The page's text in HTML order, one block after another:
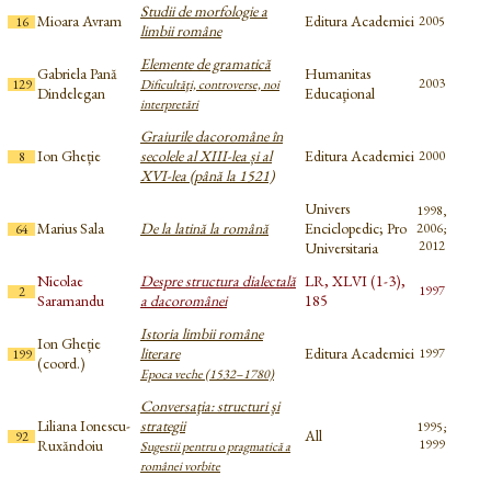
16 Mioara Avram
Studii de morfologie a
limbii române
Editura Academiei 2005
129
Gabriela Pană
Dindelegan
Elemente de gramatică
Dificultăţi, controverse, noi
interpretări
Humanitas
Educaţional
2003
8 Ion Gheție
Graiurile dacoromâne în
secolele al XIII-lea și al
XVI-lea (până la 1521)
Editura Academiei 2000
64 Marius Sala De la latină la română
Univers
Enciclopedic; Pro
Universitaria
1998,
2006;
2012
2
Nicolae
Saramandu
Despre structura dialectală
a dacoromânei
LR, XLVI (1-3),
185
1997
199
Ion Gheție
(coord.)
Istoria limbii române
literare
Epoca veche (1532–1780)
Editura Academiei 1997
92
Liliana Ionescu-
Ruxăndoiu
Conversaţia: structuri şi
strategii
Sugestii pentru o pragmatică a
românei vorbite
All
1995;
1999